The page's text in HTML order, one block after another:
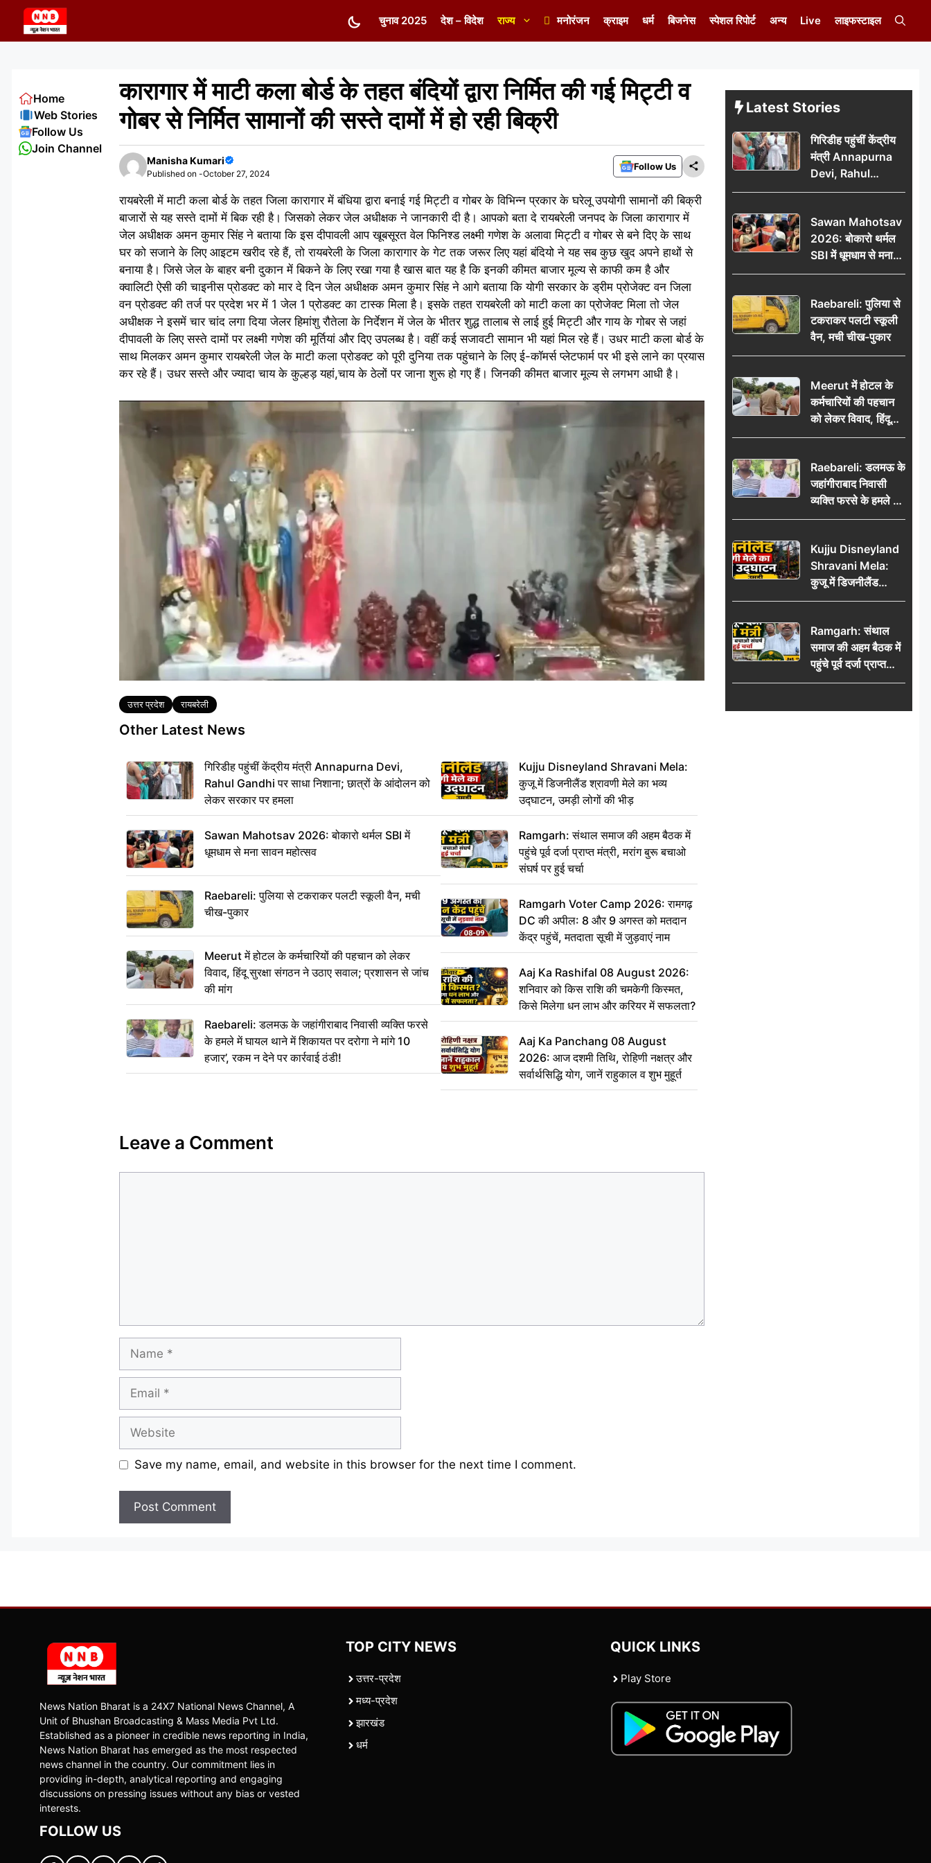
content
चुनाव 2025 देश – विदेश राज्य मनोरंजन क्राइम धर्म बिजनेस स्पेशल रिपोर्ट अन्य Live लाइफस्टाइल
कारागार में माटी कला बोर्ड के तहत बंदियों द्वारा निर्मित की गई मिट्टी व
गोबर से निर्मित सामानों की सस्ते दामों में हो रही बिक्री
Manisha Kumari
Published on -October 27, 2024
Follow Us
रायबरेली में माटी कला बोर्ड के तहत जिला कारागार में बंधिया द्वारा बनाई गई मिट्टी व गोबर के विभिन्न प्रकार के घरेलू उपयोगी सामानों की बिक्री
बाजारों से यह सस्ते दामों में बिक रही है। जिसको लेकर जेल अधीक्षक ने जानकारी दी है। आपको बता दे रायबरेली जनपद के जिला कारागार में
जेल अधीक्षक अमन कुमार सिंह ने बताया कि इस दीपावली आप खूबसूरत वेल फिनिश्ड लक्ष्मी गणेश के अलावा मिट्टी व गोबर से बने दिए के साथ
घर को सजाने के लिए आइटम खरीद रहे हैं, तो रायबरेली के जिला कारागार के गेट तक जरूर लिए यहां बंदियो ने यह सब कुछ खुद अपने हाथों से
बनाया है। जिसे जेल के बाहर बनी दुकान में बिकने के लिए रखा गया है खास बात यह है कि इनकी कीमत बाजार मूल्य से काफी कम है और
क्वालिटी ऐसी की चाइनीस प्रोडक्ट को मार दे दिन जेल अधीक्षक अमन कुमार सिंह ने आगे बताया कि योगी सरकार के ड्रीम प्रोजेक्ट वन जिला
वन प्रोडक्ट की तर्ज पर प्रदेश भर में 1 जेल 1 प्रोडक्ट का टास्क मिला है। इसके तहत रायबरेली को माटी कला का प्रोजेक्ट मिला तो जेल
अधीक्षक ने इसमें चार चांद लगा दिया जेलर हिमांशु रौतेला के निर्देशन में जेल के भीतर शुद्ध तालाब से लाई हुई मिट्टी और गाय के गोबर से जहां
दीपावली के लिए सस्ते दामों पर लक्ष्मी गणेश की मूर्तियां और दिए उपलब्ध है। वहीं कई सजावटी सामान भी यहां मिल रहे हैं। उधर माटी कला बोर्ड के
साथ मिलकर अमन कुमार रायबरेली जेल के माटी कला प्रोडक्ट को पूरी दुनिया तक पहुंचाने के लिए ई-कॉमर्स प्लेटफार्म पर भी इसे लाने का प्रयास
कर रहे हैं। उधर सस्ते और ज्यादा चाय के कुल्हड़ यहां,चाय के ठेलों पर जाना शुरू हो गए हैं। जिनकी कीमत बाजार मूल्य से लगभग आधी है।
Tags
उत्तर प्रदेश रायबरेली
Other Latest News
गिरिडीह पहुंचीं केंद्रीय मंत्री Annapurna Devi,
Rahul Gandhi पर साधा निशाना; छात्रों के आंदोलन को
लेकर सरकार पर हमला
Sawan Mahotsav 2026: बोकारो थर्मल SBI में
धूमधाम से मना सावन महोत्सव
Raebareli: पुलिया से टकराकर पलटी स्कूली वैन, मची
चीख-पुकार
Meerut में होटल के कर्मचारियों की पहचान को लेकर
विवाद, हिंदू सुरक्षा संगठन ने उठाए सवाल; प्रशासन से जांच
की मांग
Raebareli: डलमऊ के जहांगीराबाद निवासी व्यक्ति फरसे
के हमले में घायल थाने में शिकायत पर दरोगा ने मांगे 10
हजार’, रकम न देने पर कार्रवाई ठंडी!
Kujju Disneyland Shravani Mela:
कुजू में डिजनीलैंड श्रावणी मेले का भव्य
उद्घाटन, उमड़ी लोगों की भीड़
Ramgarh: संथाल समाज की अहम बैठक में
पहुंचे पूर्व दर्जा प्राप्त मंत्री, मरांग बुरू बचाओ
संघर्ष पर हुई चर्चा
Ramgarh Voter Camp 2026: रामगढ़
DC की अपील: 8 और 9 अगस्त को मतदान
केंद्र पहुंचें, मतदाता सूची में जुड़वाएं नाम
Aaj Ka Rashifal 08 August 2026:
शनिवार को किस राशि की चमकेगी किस्मत,
किसे मिलेगा धन लाभ और करियर में सफलता?
Aaj Ka Panchang 08 August
2026: आज दशमी तिथि, रोहिणी नक्षत्र और
सर्वार्थसिद्धि योग, जानें राहुकाल व शुभ मुहूर्त
Leave a Comment
Save my name, email, and website in this browser for the next time I comment.
Home
Web Stories
Follow Us
Join Channel
Latest Stories
गिरिडीह पहुंचीं केंद्रीय
मंत्री Annapurna
Devi, Rahul
Gandhi पर साधा
आंदोलन को लेकर
सरकार पर हमला
Sawan Mahotsav
2026: बोकारो थर्मल
SBI में धूमधाम से मना
सावन महोत्सव
Raebareli: पुलिया से
टकराकर पलटी स्कूली
वैन, मची चीख-पुकार
Meerut में होटल के
कर्मचारियों की पहचान
को लेकर विवाद, हिंदू
सुरक्षा संगठन ने उठाए
की मांग
Raebareli: डलमऊ के
जहांगीराबाद निवासी
व्यक्ति फरसे के हमले में
घायल थाने में शिकायत
हजार’, रकम न देने पर
कार्रवाई ठंडी!
Kujju Disneyland
Shravani Mela:
कुजू में डिजनीलैंड
श्रावणी मेले का भव्य
की भीड़
Ramgarh: संथाल
समाज की अहम बैठक में
पहुंचे पूर्व दर्जा प्राप्त
मंत्री, मरांग बुरू बचाओ
News Nation Bharat is a 24X7 National News Channel, A
Unit of Bhushan Broadcasting & Mass Media Pvt Ltd.
Established as a pioneer in credible news reporting in India,
News Nation Bharat has emerged as the most respected
news channel in the country. Our commitment lies in
providing in-depth, analytical reporting and engaging
discussions on pressing issues without any bias or vested
interests.
FOLLOW US
TOP CITY NEWS
उत्तर-प्रदेश
मध्य-प्रदेश
झारखंड
धर्म
QUICK LINKS
Play Store